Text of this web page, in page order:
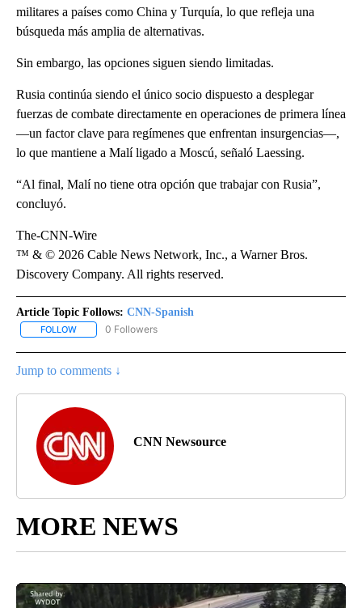
militares a países como China y Turquía, lo que refleja una
búsqueda más amplia de alternativas.
Sin embargo, las opciones siguen siendo limitadas.
Rusia continúa siendo el único socio dispuesto a desplegar
fuerzas de combate directamente en operaciones de primera línea
—un factor clave para regímenes que enfrentan insurgencias—,
lo que mantiene a Malí ligado a Moscú, señaló Laessing.
“Al final, Malí no tiene otra opción que trabajar con Rusia”,
concluyó.
The-CNN-Wire
™ & © 2026 Cable News Network, Inc., a Warner Bros.
Discovery Company. All rights reserved.
Article Topic Follows: CNN-Spanish
FOLLOW FOLLOW "CNN-SPANISH" TO RECEIVE NOTIFICATIONS ABOUT
0 Followers
Jump to comments ↓
CNN Newsource
MORE NEWS